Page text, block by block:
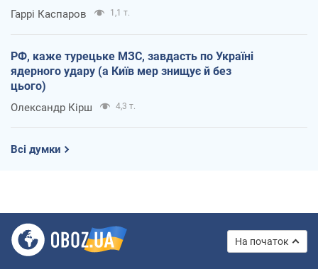
Гаррі Каспаров 1,1 т.
РФ, каже турецьке МЗС, завдасть по Україні
ядерного удару (а Київ мер знищує й без
цього)
Олександр Кірш 4,3 т.
Всі думки
На початок